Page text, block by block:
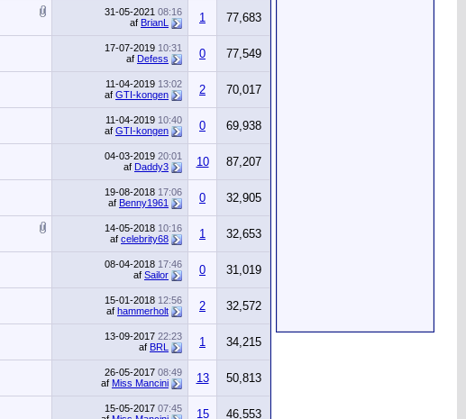
31-05-2021 08:16
af BrianL 1 77,683
17-07-2019 10:31
af Defess 0 77,549
11-04-2019 13:02
af GTI-kongen 2 70,017
11-04-2019 10:40
af GTI-kongen 0 69,938
04-03-2019 20:01
af Daddy3 10 87,207
19-08-2018 17:06
af Benny1961 0 32,905
14-05-2018 10:16
af celebrity68 1 32,653
08-04-2018 17:46
af Sailor 0 31,019
15-01-2018 12:56
af hammerholt 2 32,572
13-09-2017 22:23
af BRL 1 34,215
26-05-2017 08:49
af Miss Mancini 13 50,813
15-05-2017 07:45
15 46,553